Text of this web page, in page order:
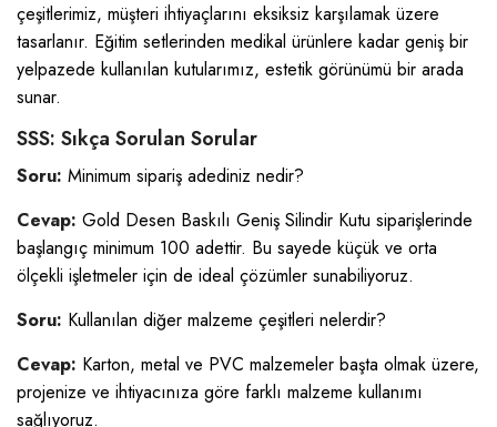
çeşitlerimiz, müşteri ihtiyaçlarını eksiksiz karşılamak üzere
tasarlanır. Eğitim setlerinden medikal ürünlere kadar geniş bir
yelpazede kullanılan kutularımız, estetik görünümü bir arada
sunar.
SSS: Sıkça Sorulan Sorular
Soru: Minimum sipariş adediniz nedir?
Cevap: Gold Desen Baskılı Geniş Silindir Kutu siparişlerinde
başlangıç minimum 100 adettir. Bu sayede küçük ve orta
ölçekli işletmeler için de ideal çözümler sunabiliyoruz.
Soru: Kullanılan diğer malzeme çeşitleri nelerdir?
Cevap: Karton, metal ve PVC malzemeler başta olmak üzere,
projenize ve ihtiyacınıza göre farklı malzeme kullanımı
sağlıyoruz.